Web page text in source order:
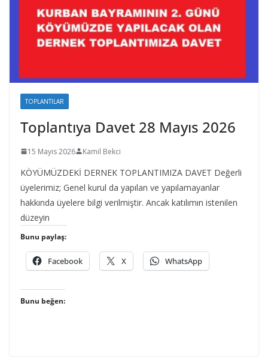
TOPLANTILAR
Toplantıya Davet 28 Mayıs 2026
15 Mayıs 2026 Kamil Bekci
KÖYÜMÜZDEKİ DERNEK TOPLANTIMIZA DAVET Değerli
üyelerimiz; Genel kurul da yapılan ve yapılamayanlar
hakkında üyelere bilgi verilmiştir. Ancak katılımın istenilen
düzeyin
Bunu paylaş:
Facebook X WhatsApp
Bunu beğen: